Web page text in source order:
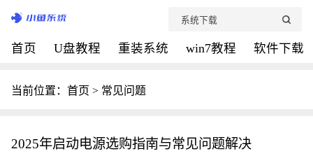
首页 U盘教程 重装系统 win7教程 软件下载
当前位置： 首页 > 常见问题
2025年启动电源选购指南与常见问题解决